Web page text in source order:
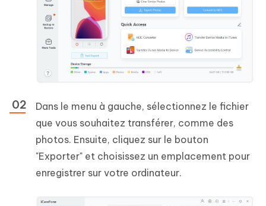
Dans le menu à gauche, sélectionnez le fichier
que vous souhaitez transférer, comme des
photos. Ensuite, cliquez sur le bouton
"Exporter" et choisissez un emplacement pour
enregistrer sur votre ordinateur.